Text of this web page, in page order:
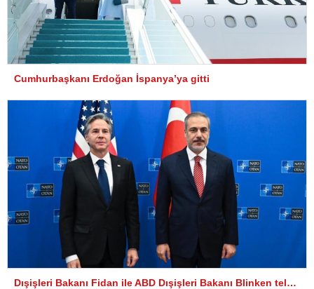
Cumhurbaşkanı Erdoğan İspanya’ya gitti
Dışişleri Bakanı Fidan ile ABD Dışişleri Bakanı Blinken telefonda görüştü